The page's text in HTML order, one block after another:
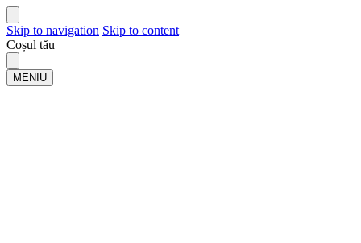
Skip to navigation Skip to content
Coșul tău
MENIU